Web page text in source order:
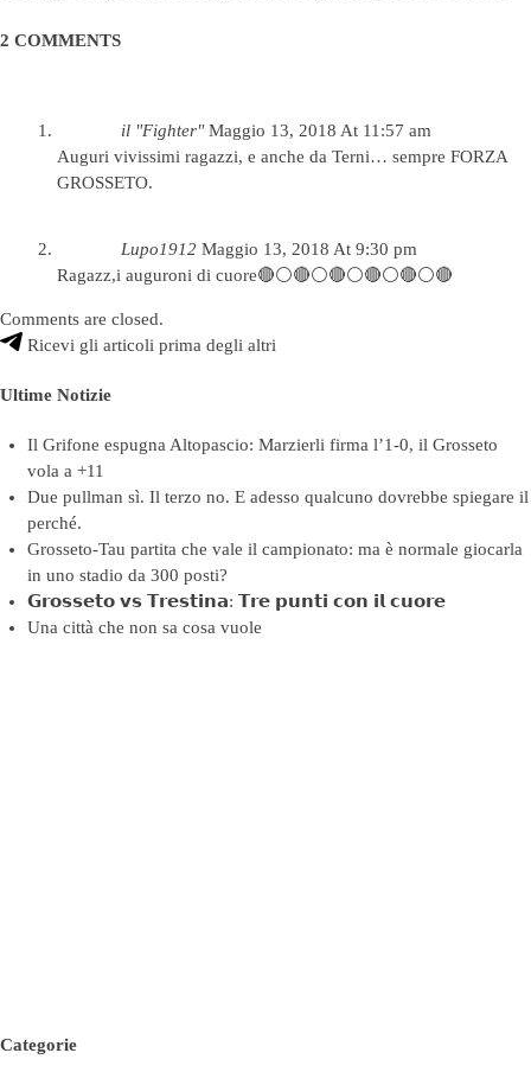
2 COMMENTS
il "Fighter" Maggio 13, 2018 At 11:57 am
Auguri vivissimi ragazzi, e anche da Terni… sempre FORZA
GROSSETO.
Lupo1912 Maggio 13, 2018 At 9:30 pm
Ragazz,i auguroni di cuore🔴⚪🔴⚪🔴⚪🔴⚪🔴⚪🔴
Comments are closed.
Ricevi gli articoli prima degli altri
Ultime Notizie
Il Grifone espugna Altopascio: Marzierli firma l’1-0, il Grosseto
vola a +11
Due pullman sì. Il terzo no. E adesso qualcuno dovrebbe spiegare il
perché.
Grosseto-Tau partita che vale il campionato: ma è normale giocarla
in uno stadio da 300 posti?
𝗚𝗿𝗼𝘀𝘀𝗲𝘁𝗼 𝘃𝘀 𝗧𝗿𝗲𝘀𝘁𝗶𝗻𝗮: 𝗧𝗿𝗲 𝗽𝘂𝗻𝘁𝗶 𝗰𝗼𝗻 𝗶𝗹 𝗰𝘂𝗼𝗿𝗲
Una città che non sa cosa vuole
Categorie